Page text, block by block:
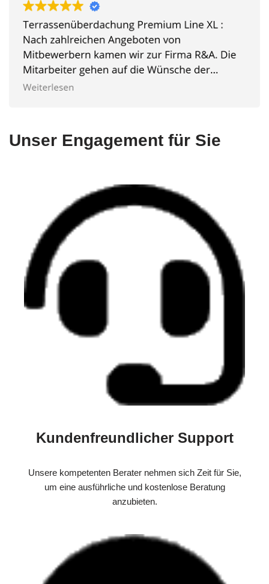
Unser Engagement für Sie
Kundenfreundlicher Support
Unsere kompetenten Berater nehmen sich Zeit für Sie,
um eine ausführliche und kostenlose Beratung
anzubieten.